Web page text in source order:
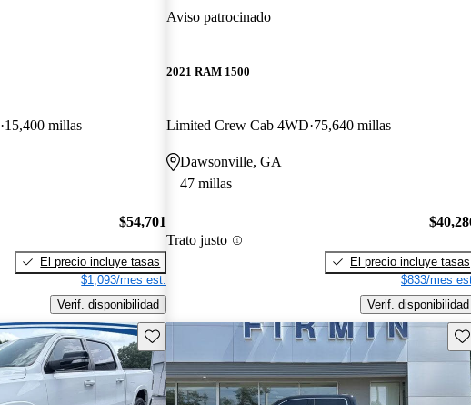
15,400 millas
$54,701
El precio incluye tasas
$1,093/mes est.
Verif. disponibilidad
Aviso patrocinado
2021 RAM 1500
Limited Crew Cab 4WD 75,640 millas
Dawsonville, GA
47 millas
Trato justo
El precio incluye tasas
$833/mes
Verif. disponibilidad
Guarda este Aviso